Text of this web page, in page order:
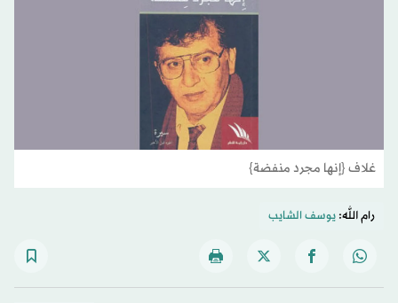
غلاف {إنها مجرد منفضة}
رام الله:يوسف الشايب